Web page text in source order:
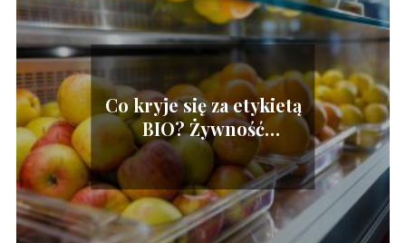
Co kryje się za etykietą
BIO? Żywność
ekologiczna – wszystko,
co musisz wiedzieć